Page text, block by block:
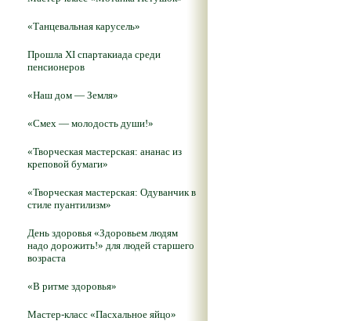
«Танцевальная карусель»
Прошла XI спартакиада среди
пенсионеров
«Наш дом — Земля»
«Смех — молодость души!»
«Творческая мастерская: ананас из
креповой бумаги»
«Творческая мастерская: Одуванчик в
стиле пуантилизм»
День здоровья «Здоровьем людям
надо дорожить!» для людей старшего
возраста
«В ритме здоровья»
Мастер-класс «Пасхальное яйцо»